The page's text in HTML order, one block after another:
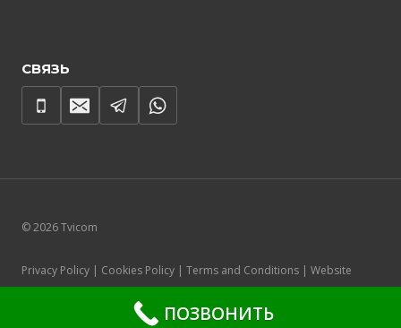
СВЯЗЬ
© 2026 Tvicom
Privacy Policy | Cookies Policy | Terms and Conditions | Website
Accessibility
ПОЗВОНИТЬ